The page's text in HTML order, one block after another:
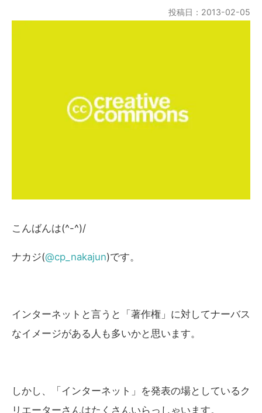
投稿日：2013-02-05
こんばんは(^-^)/
ナカジ(@cp_nakajun)です。
インターネットと言うと「著作権」に対してナーバス
なイメージがある人も多いかと思います。
しかし、「インターネット」を発表の場としているク
リエーターさんはたくさんいらっしゃいます。